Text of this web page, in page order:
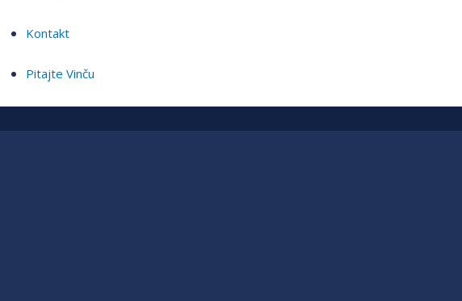
Kontakt
Pitajte Vinču